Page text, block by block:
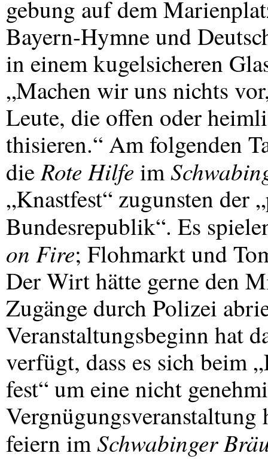
gebung auf dem
Bayern-Hymne und
in einem kugelsicheren
„Machen wir uns nichts
Leute, die offen oder
thisieren.“ Am folgenden
dieRote Hilfe im
„Knastfest“ zugunsten der
Bundesrepublik“. Es
on Fire; Flohmarkt und
Der Wirt hätte gerne den
Zugänge durch Polizei
Veranstaltungsbeginn hat
verfügt, dass es sich beim
fest“ um eine nicht
Vergnügungsveranstaltung
feiern imSchwabinger